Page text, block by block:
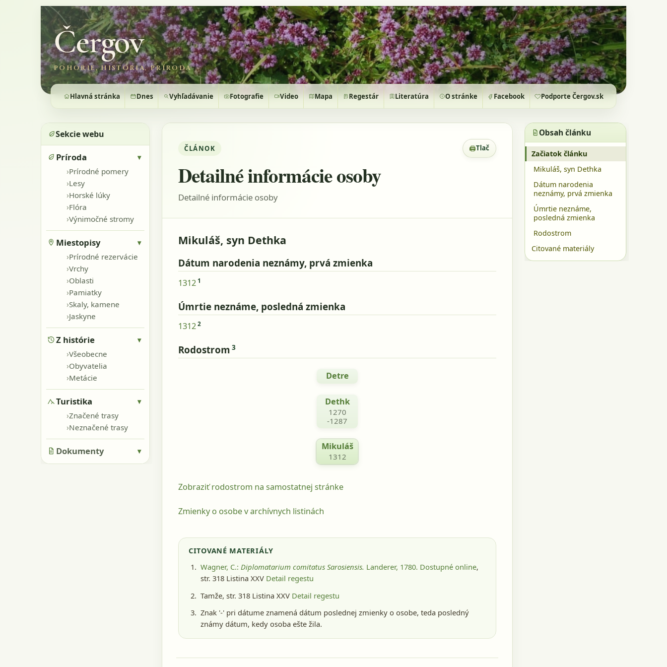
Čergov
POHORIE, HISTÓRIA, PRÍRODA
Hlavná stránka Dnes Vyhľadávanie Fotografie Video Mapa Regestár Literatúra O stránke Facebook Podporte Čergov.sk
Sekcie webu
Príroda ▾
›Prírodné pomery
›Lesy
›Horské lúky
›Flóra
›Výnimočné stromy
Miestopisy ▾
›Prírodné rezervácie
›Vrchy
›Oblasti
›Pamiatky
›Skaly, kamene
›Jaskyne
Z histórie ▾
›Všeobecne
›Obyvatelia
›Metácie
Turistika ▾
›Značené trasy
›Neznačené trasy
Dokumenty ▾
ČLÁNOK 🖨Tlač
Zobrazenie pre tlač
Detailné informácie osoby
Detailné informácie osoby
Mikuláš, syn Dethka
Dátum narodenia neznámy, prvá zmienka
13121
Úmrtie neznáme, posledná zmienka
13122
Rodostrom 3
Detre
Dethk
1270
-1287
Mikuláš
1312
Zobraziť rodostrom na samostatnej stránke
Zmienky o osobe v archívnych listinách
CITOVANÉ MATERIÁLY
Wagner, C.: Diplomatarium comitatus Sarosiensis. Landerer, 1780. Dostupné online,
str. 318 Listina XXV Detail regestu
Tamže, str. 318 Listina XXV Detail regestu
Znak '-' pri dátume znamená dátum poslednej zmienky o osobe, teda posledný
známy dátum, kedy osoba ešte žila.
Obsah článku
Začiatok článku
Mikuláš, syn Dethka
Dátum narodenia
neznámy, prvá zmienka
Úmrtie neznáme,
posledná zmienka
Rodostrom
Citované materiály